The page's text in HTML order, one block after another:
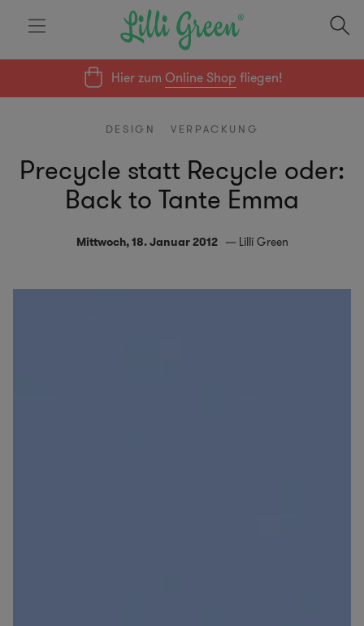
Hier zumOnline Shop fliegen!
DESIGN VERPACKUNG
Precycle statt Recycle oder:
Back to Tante Emma
Mittwoch, 18. Januar 2012 Lilli Green